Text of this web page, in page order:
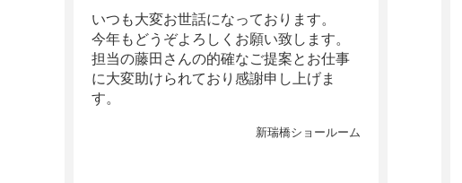
いつも大変お世話になっております。
今年もどうぞよろしくお願い致します。
担当の藤田さんの的確なご提案とお仕事
に大変助けられており感謝申し上げま
す。
新瑞橋ショールーム